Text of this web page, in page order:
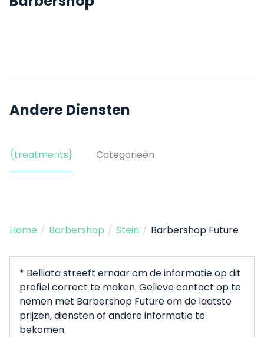
Andere Diensten
{treatments} Categorieën
Home / Barbershop / Stein / Barbershop Future
* Belliata streeft ernaar om de informatie op dit
profiel correct te maken. Gelieve contact op te
nemen met Barbershop Future om de laatste
prijzen, diensten of andere informatie te
bekomen.